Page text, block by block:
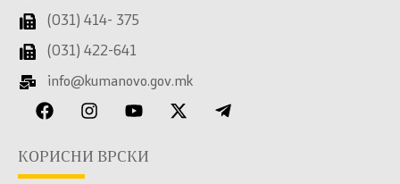
(031) 414- 375
(031) 422-641
info@kumanovo.gov.mk
КОРИСНИ ВРСКИ